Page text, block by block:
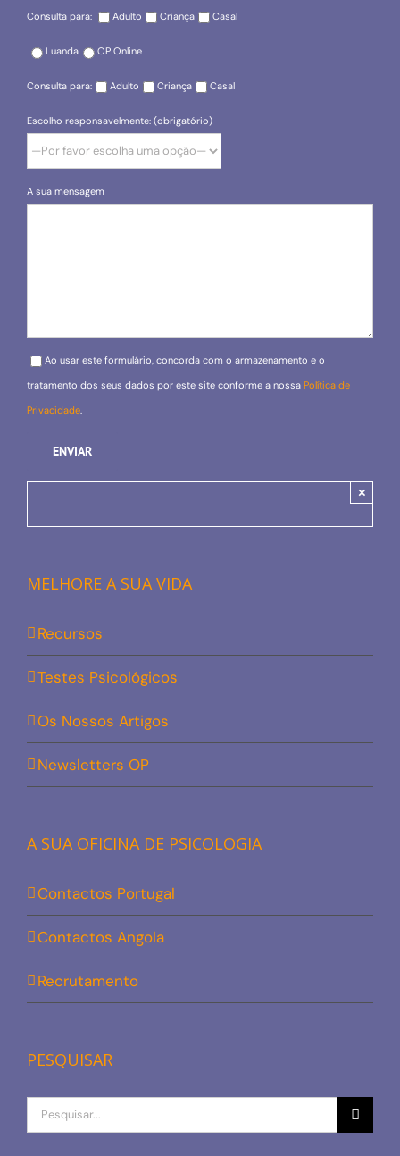
Consulta para: Adulto Criança Casal
Luanda OP Online
Consulta para: Adulto Criança Casal
Escolho responsavelmente: (obrigatório)
A sua mensagem
Please leave this field empty.
Ao usar este formulário, concorda com o armazenamento e o
tratamento dos seus dados por este site conforme a nossa Política de
Privacidade.
×
MELHORE A SUA VIDA
Recursos
Testes Psicológicos
Os Nossos Artigos
Newsletters OP
A SUA OFICINA DE PSICOLOGIA
Contactos Portugal
Contactos Angola
Recrutamento
PESQUISAR
Procurar
por